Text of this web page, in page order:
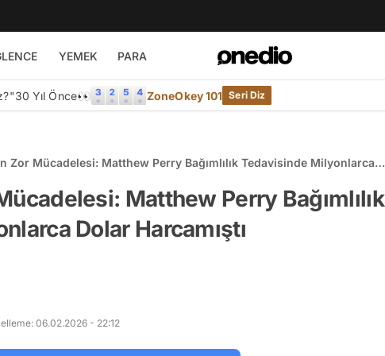
YEMEK PARA
30 Yıl Önce👀 ZoneOkey 101 Seri Diz
Zor Mücadelesi: Matthew Perry Bağımlılık Tedavisinde Milyonlarca
Matthew Perry Bağımlılık
Dolar Harcamıştı
06.02.2026 - 22:12